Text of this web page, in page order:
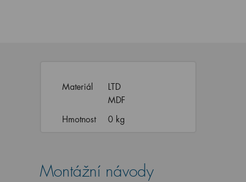
Materiál
LTD
MDF
Hmotnost
0 kg
Montážní návody